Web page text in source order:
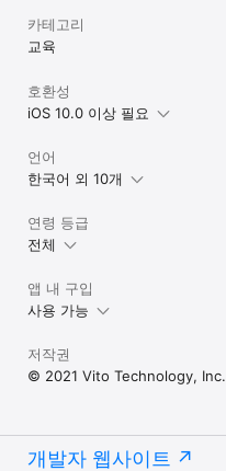
카테고리
교육
호환성
iOS 10.0 이상 필요
언어
한국어 외 10개
연령 등급
전체
앱 내 구입
사용 가능
저작권
© 2021 Vito Technology, Inc.
개발자 웹사이트